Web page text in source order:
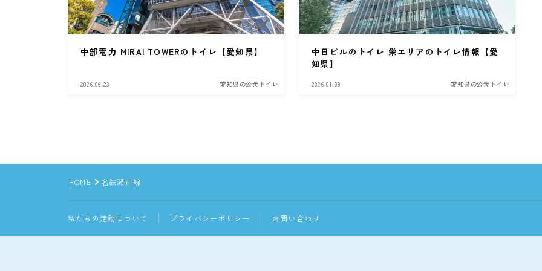
中部電力 MIRAI TOWERのトイレ【愛知県】
2026.06.23 愛知県の公衆トイレ
中日ビルのトイレ 栄エリアのトイレ情報【愛
知県】
2026.01.09 愛知県の公衆トイレ
HOME 名鉄瀬戸線
私たちの活動について プライバシーポリシー お問い合わせ